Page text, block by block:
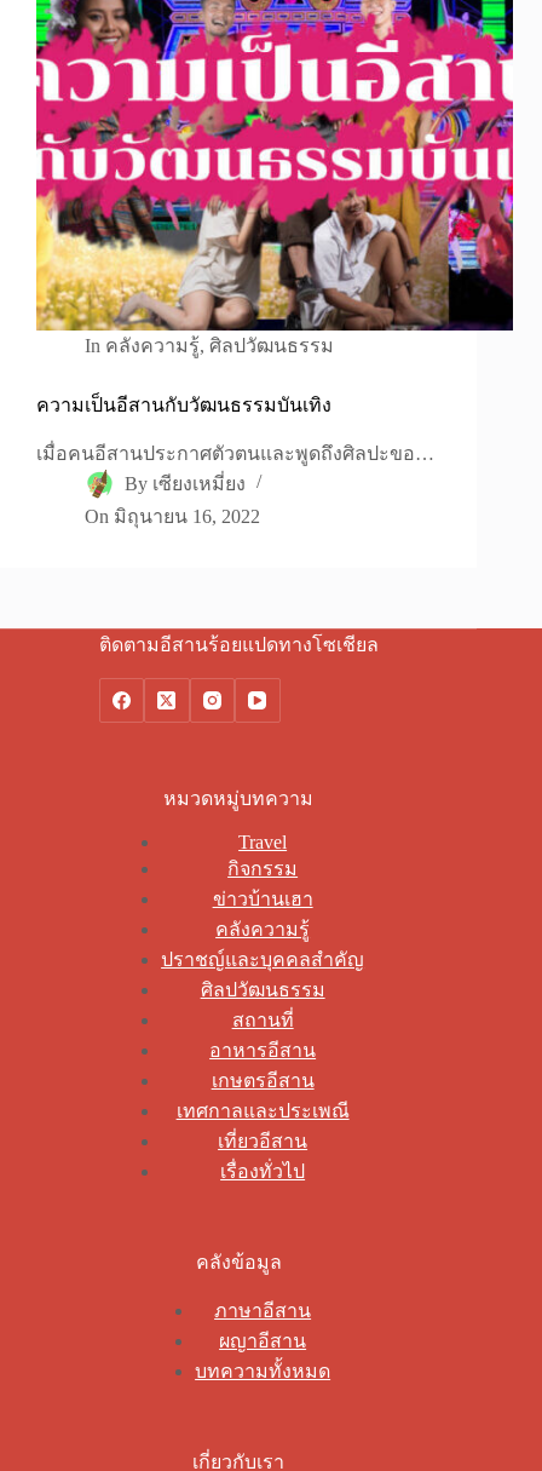
In คลังความรู้,ศิลปวัฒนธรรม
ความเป็นอีสานกับวัฒนธรรมบันเทิง
เมื่อคนอีสานประกาศตัวตนและพูดถึงศิลปะขอ…
By เซียงเหมี่ยง
On มิถุนายน 16, 2022
ติดตามอีสานร้อยแปดทางโซเชียล
หมวดหมู่บทความ
Travel
กิจกรรม
ข่าวบ้านเฮา
คลังความรู้
ปราชญ์และบุคคลสำคัญ
ศิลปวัฒนธรรม
สถานที่
อาหารอีสาน
เกษตรอีสาน
เทศกาลและประเพณี
เที่ยวอีสาน
เรื่องทั่วไป
คลังข้อมูล
ภาษาอีสาน
ผญาอีสาน
บทความทั้งหมด
เกี่ยวกับเรา